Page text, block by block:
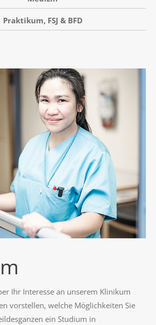
Praktikum, FSJ & BFD
Ihr Interesse an unserem Klinikum
vorstellen, welche Möglichkeiten Sie
ein Studium in